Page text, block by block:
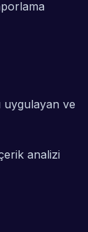
uygulayan ve
analizi